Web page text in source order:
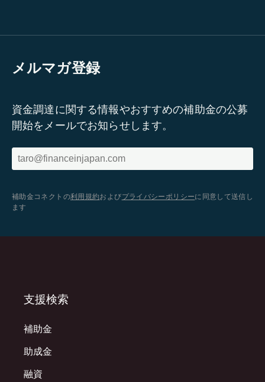
メルマガ登録
資金調達に関する情報やおすすめの補助金の公募
開始をメールでお知らせします。
補助金コネクトの利用規約およびプライバシーポリシーに同意して送信し
ます
支援検索
補助金
助成金
融資